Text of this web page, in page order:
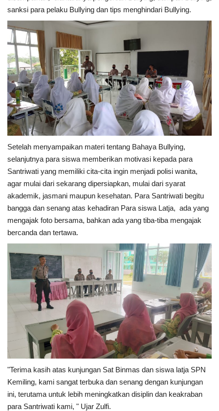
sanksi para pelaku Bullying dan tips menghindari Bullying.
Setelah menyampaikan materi tentang Bahaya Bullying,
selanjutnya para siswa memberikan motivasi kepada para
Santriwati yang memiliki cita-cita ingin menjadi polisi wanita,
agar mulai dari sekarang dipersiapkan, mulai dari syarat
akademik, jasmani maupun kesehatan. Para Santriwati begitu
bangga dan senang atas kehadiran Para siswa Latja, ada yang
mengajak foto bersama, bahkan ada yang tiba-tiba mengajak
bercanda dan tertawa.
"Terima kasih atas kunjungan Sat Binmas dan siswa latja SPN
Kemiling, kami sangat terbuka dan senang dengan kunjungan
ini, terutama untuk lebih meningkatkan disiplin dan keakraban
para Santriwati kami, " Ujar Zulfi.